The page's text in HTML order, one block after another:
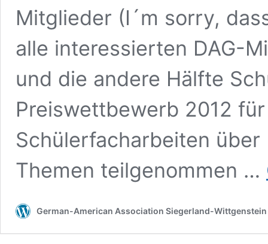
Mitglieder (I´m sorry,
alle interessierten DAG-
und die andere Hälfte
Preiswettbewerb 2012
Schülerfacharbeiten über
Themen teilgenommen …
German-American Association Siegerland-Wittgenstein